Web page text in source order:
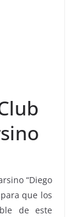
“Diego
que los
de este